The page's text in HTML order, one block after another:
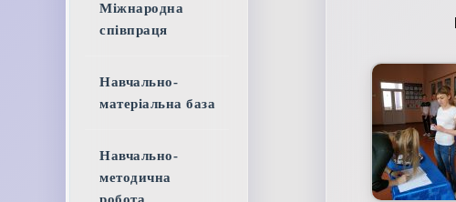
Міжнародна
співпраця
Навчально-
матеріальна база
Навчально-
методична